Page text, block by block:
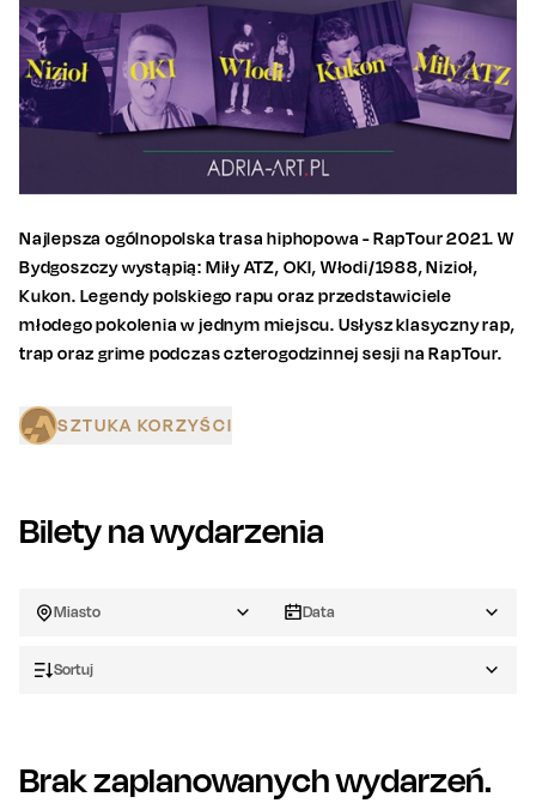
Najlepsza ogólnopolska trasa hiphopowa - RapTour 2021. W
Bydgoszczy wystąpią: Miły ATZ, OKI, Włodi/1988, Nizioł,
Kukon. Legendy polskiego rapu oraz przedstawiciele
młodego pokolenia w jednym miejscu. Usłysz klasyczny rap,
trap oraz grime podczas czterogodzinnej sesji na RapTour.
SZTUKA KORZYŚCI
Bilety na wydarzenia
Miasto Data
Sortuj
Brak zaplanowanych wydarzeń.